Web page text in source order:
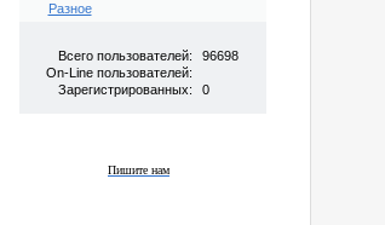
Разное
Всего пользователей:
96698
On-Line пользователей:
Зарегистрированных:
0
Пишите нам